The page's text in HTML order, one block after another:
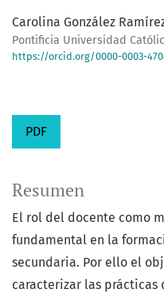
Carolina González
Pontificia Universidad
https://orcid.org/0000-0003-
PDF
Resumen
El rol del docente como
fundamental en la
secundaria. Por ello el
caracterizar las